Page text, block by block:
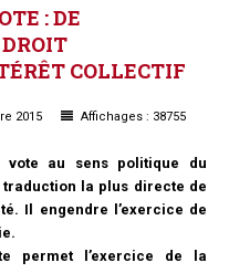
:DE
DROIT
COLLECTIF
2015 Affichages : 38755
vote au sens politique du
la plus directe de
Il engendre l’exercice de
permet l’exercice de la